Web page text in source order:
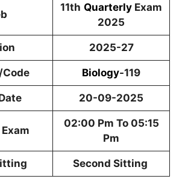
11th Quarterly Exam
2025
2025-27
Biology-119
20-09-2025
02:00 Pm To 05:15
Pm
Second Sitting